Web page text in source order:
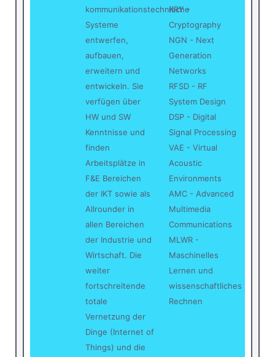
kommunikationstechnische
Systeme
entwerfen,
aufbauen,
erweitern und
entwickeln. Sie
verfügen über
HW und SW
Kenntnisse und
finden
Arbeitsplätze in
F&E Bereichen
der IKT sowie als
Allrounder in
allen Bereichen
der Industrie und
Wirtschaft. Die
weiter
fortschreitende
totale
Vernetzung der
Dinge (Internet of
Things) und die
KRY -
Cryptography
NGN - Next
Generation
Networks
RFSD - RF
System Design
DSP - Digital
Signal Processing
VAE - Virtual
Acoustic
Environments
AMC - Advanced
Multimedia
Communications
MLWR -
Maschinelles
Lernen und
wissenschaftliches
Rechnen